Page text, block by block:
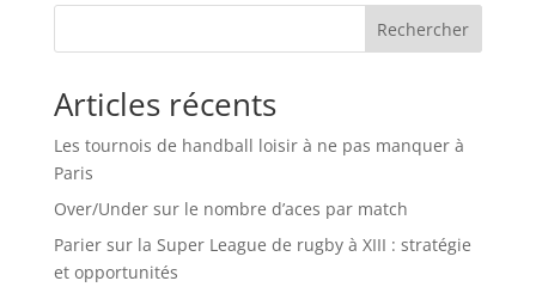
Rechercher
Articles récents
Les tournois de handball loisir à ne pas manquer à
Paris
Over/Under sur le nombre d’aces par match
Parier sur la Super League de rugby à XIII : stratégie
et opportunités